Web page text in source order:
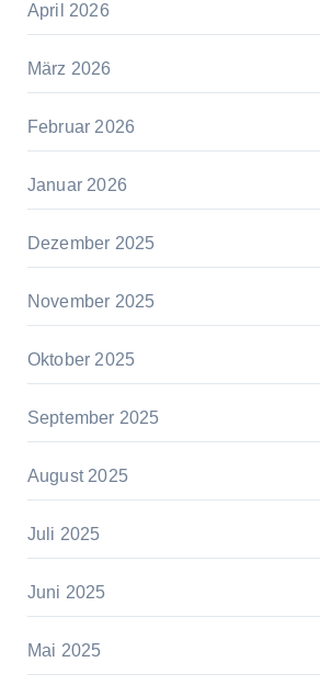
April 2026
März 2026
Februar 2026
Januar 2026
Dezember 2025
November 2025
Oktober 2025
September 2025
August 2025
Juli 2025
Juni 2025
Mai 2025